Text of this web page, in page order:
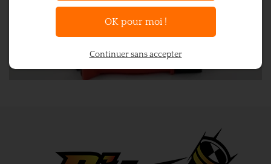
OK pour moi !
Continuer sans accepter